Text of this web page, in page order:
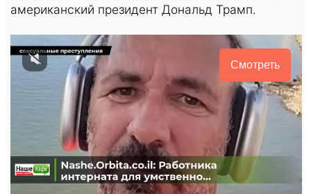
американский президент Дональд Трамп.
Смотреть